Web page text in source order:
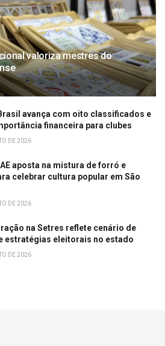
valoriza mestres do
avança com oito classificados e
financeira para clubes
DE 2026
aposta na mistura de forró e
celebrar cultura popular em São
DE 2026
na Setres reflete cenário de
estratégias eleitorais no estado
DE 2026